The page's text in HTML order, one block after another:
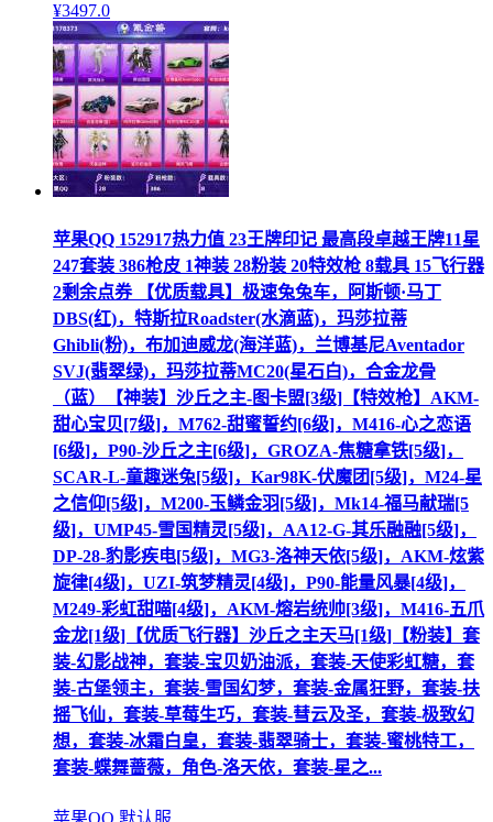
¥3497.0
苹果QQ 152917热力值 23王牌印记 最高段卓越王牌11星
247套装 386枪皮 1神装 28粉装 20特效枪 8载具 15飞行器
2剩余点券 【优质载具】极速兔兔车，阿斯顿·马丁
DBS(红)，特斯拉Roadster(水滴蓝)，玛莎拉蒂
Ghibli(粉)，布加迪威龙(海洋蓝)，兰博基尼Aventador
SVJ(翡翠绿)，玛莎拉蒂MC20(星石白)，合金龙骨
（蓝）【神装】沙丘之主-图卡盟[3级]【特效枪】AKM-
甜心宝贝[7级]，M762-甜蜜誓约[6级]，M416-心之恋语
[6级]，P90-沙丘之主[6级]，GROZA-焦糖拿铁[5级]，
SCAR-L-童趣迷兔[5级]，Kar98K-伏魔团[5级]，M24-星
之信仰[5级]，M200-玉鳞金羽[5级]，Mk14-福马献瑞[5
级]，UMP45-雪国精灵[5级]，AA12-G-其乐融融[5级]，
DP-28-豹影疾电[5级]，MG3-洛神天依[5级]，AKM-炫紫
旋律[4级]，UZI-筑梦精灵[4级]，P90-能量风暴[4级]，
M249-彩虹甜喵[4级]，AKM-熔岩统帅[3级]，M416-五爪
金龙[1级]【优质飞行器】沙丘之主天马[1级]【粉装】套
装-幻影战神，套装-宝贝奶油派，套装-天使彩虹糖，套
装-古堡领主，套装-雪国幻梦，套装-金属狂野，套装-扶
摇飞仙，套装-草莓生巧，套装-彗云及圣，套装-极致幻
想，套装-冰霜白皇，套装-翡翠骑士，套装-蜜桃特工，
套装-蝶舞蔷薇，角色-洛天依，套装-星之...
苹果QQ 默认服